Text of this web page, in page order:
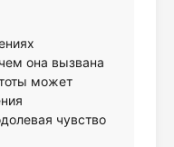
она вызвана
может
чувство